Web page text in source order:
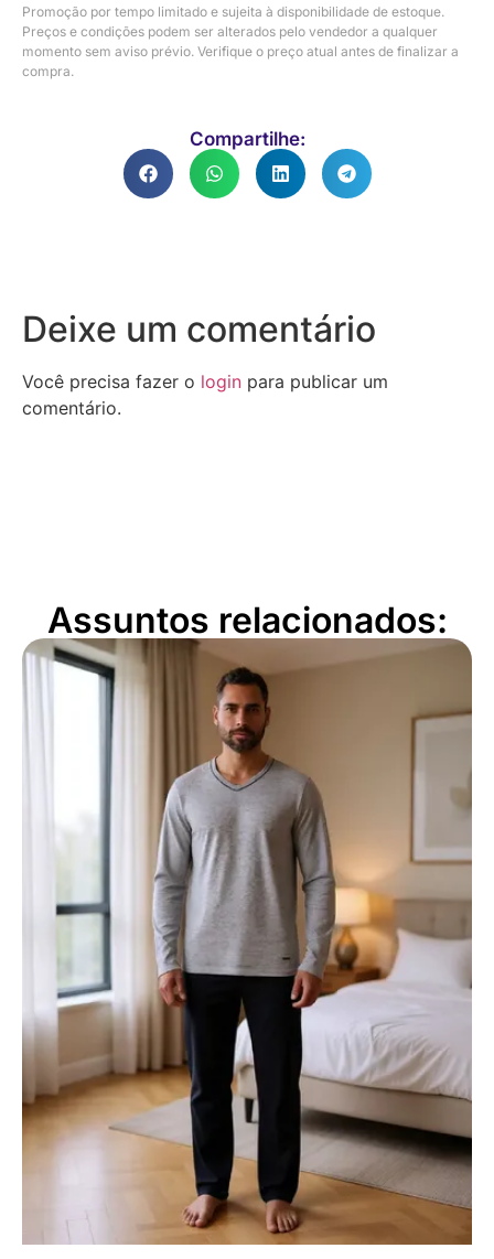
Promoção por tempo limitado e sujeita à disponibilidade de estoque.
Preços e condições podem ser alterados pelo vendedor a qualquer
momento sem aviso prévio. Verifique o preço atual antes de finalizar a
compra.
Compartilhe:
Deixe um comentário
Você precisa fazer o login para publicar um
comentário.
Assuntos relacionados: